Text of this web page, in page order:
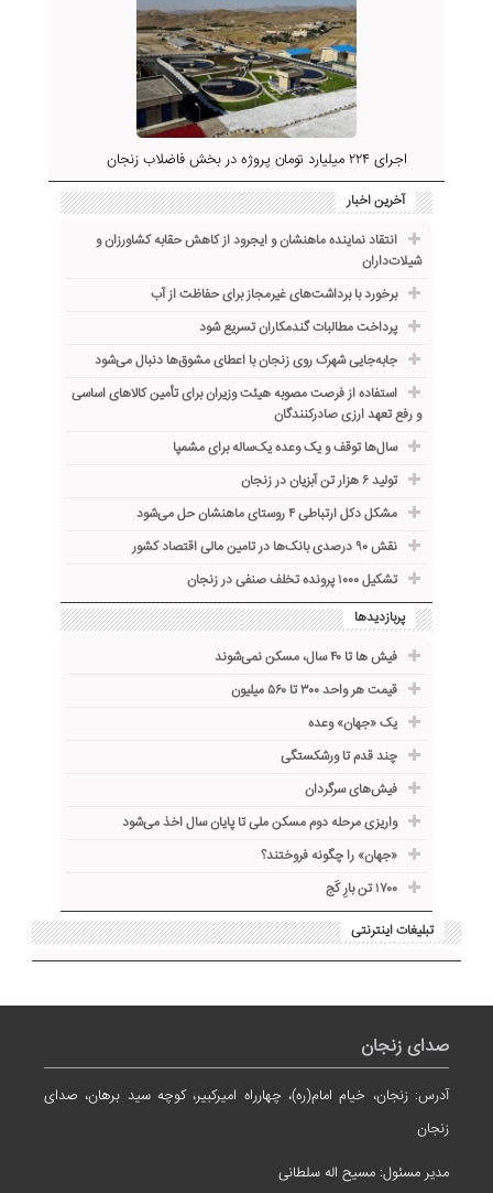
اجرای ۲۲۴ میلیارد تومان پروژه در بخش فاضلاب زنجان
آخرین اخبار
انتقاد نماینده ماهنشان و ایجرود از کاهش حقابه کشاورزان و
شیلات‌داران
برخورد با برداشت‌های غیرمجاز برای حفاظت از آب
پرداخت مطالبات گندمکاران تسریع شود
جابه‌جایی شهرک روی زنجان با اعطای مشوق‌ها دنبال می‌شود
استفاده از فرصت مصوبه هیئت وزیران برای تأمین کالاهای اساسی
و رفع تعهد ارزی صادرکنندگان
سال‌ها توقف و یک وعده یک‌ساله برای مشمپا
تولید ۶ هزار تن آبزیان در زنجان
مشکل دکل ارتباطی ۴ روستای ماهنشان حل می‌شود
نقش ۹۰ درصدی بانک‌ها در تامین مالی اقتصاد کشور
تشکیل ۱۰۰۰ پرونده تخلف صنفی در زنجان
پربازدیدها
فیش ها تا ۴۰ سال، مسکن نمی‌شوند
قیمت هر واحد ۳۰۰ تا ۵۶۰ میلیون
یک «جهان» وعده
چند قدم تا ورشکستگی
فیش‌های سرگردان
واریزی مرحله دوم مسکن ملی تا پایان سال اخذ می‌شود
«جهان» را چگونه فروختند؟
۱۷۰۰ تن بارِ کَج
تبلیغات اینترنتی
صدای زنجان
آدرس: زنجان، خیام امام(ره)، چهارراه امیرکبیر، کوچه سید برهان، صدای
زنجان
مدیر مسئول: مسیح اله سلطانی